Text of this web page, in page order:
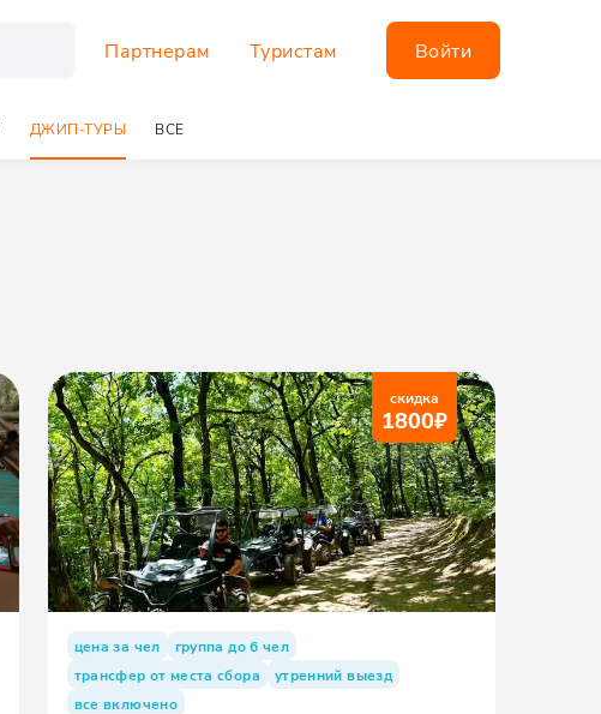
Партнерам Туристам Войти
ДЖИП-ТУРЫ ВСЕ
скидка
1800₽
цена за чел
группа до 6 чел
трансфер от места сбора
утренний выезд
все включено